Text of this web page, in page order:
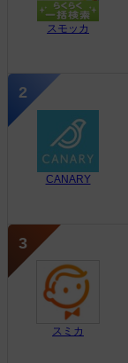
スモッカ
CANARY
スミカ